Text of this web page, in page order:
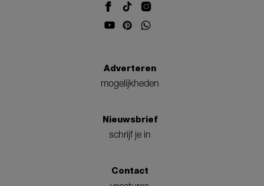
Adverteren
mogelijkheden
Nieuwsbrief
schrijf je in
Contact